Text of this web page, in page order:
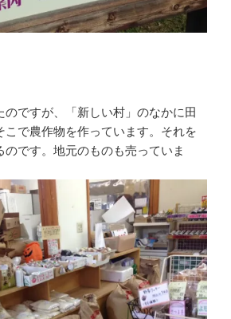
のですが、「新しい村」のなかに田
こで農作物を作っています。それを
のです。地元のものも売っていま